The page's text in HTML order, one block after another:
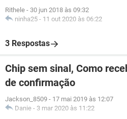
Rithele - 30 jun 2018 às 09:32
ninha25 - 11 out 2020 às 06:22
3 Respostas
Chip sem sinal, Como
de confirmação
Jackson_8509 - 17 mai 2019 às 12:07
Danie - 3 mar 2020 às 11:22